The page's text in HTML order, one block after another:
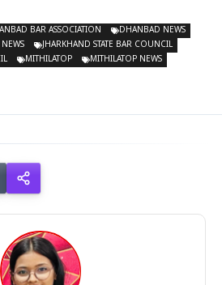
BAR ASSOCIATION
DHANBAD NEWS
JHARKHAND STATE BAR COUNCIL
MITHILATOP
MITHILATOP NEWS